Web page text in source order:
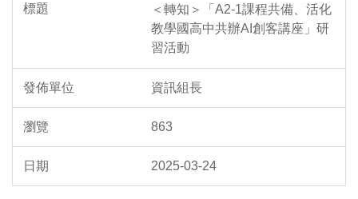
＜轉知＞「A2-1課程共備、活化
教學國高中共辦AI創客講座」研
習活動
資訊組長
863
2025-03-24